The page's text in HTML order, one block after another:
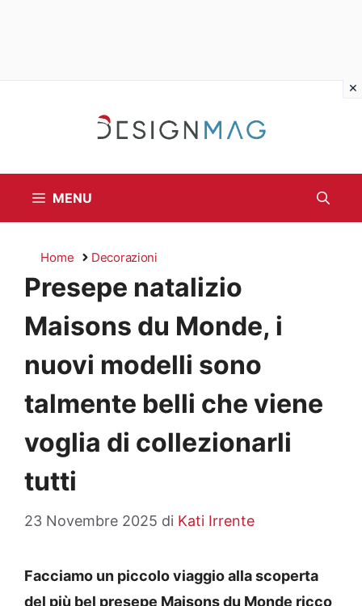
MENU
Home Decorazioni
Presepe natalizio
Maisons du Monde, i
nuovi modelli sono
talmente belli che viene
voglia di collezionarli
tutti
23 Novembre 2025 di Kati Irrente
Facciamo un piccolo viaggio alla scoperta
del più bel presepe Maisons du Monde ricco